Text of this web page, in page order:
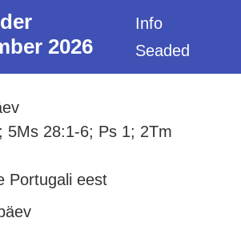
2026
Info
Seaded
5Ms 28:1-6; Ps 1; 2Tm
Portugali eest